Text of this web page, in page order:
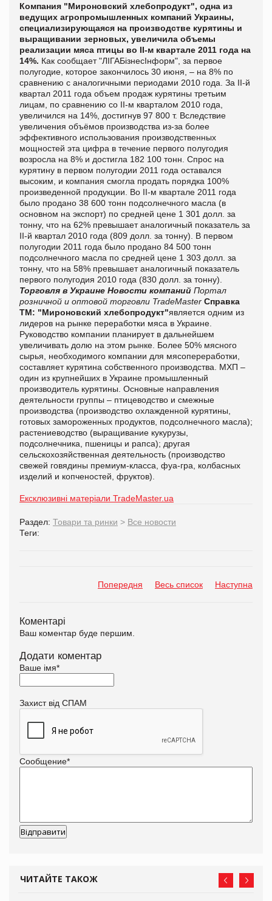
Компания "Мироновский хлебопродукт", одна из
ведущих агропромышленных компаний Украины,
специализирующаяся на производстве курятины и
выращивании зерновых, увеличила объемы
реализации мяса птицы во II-м квартале 2011 года на
14%. Как сообщает "ЛІГАБізнесІнформ" , за первое
полугодие , которое закончилось 30 июня – на 8% по
сравнению с аналогичными периодами 2010 года. За II-й
квартал 2011 года объем продаж курятины третьим
лицам, по сравнению со ІІ-м кварталом 2010 года,
увеличился на 14%, достигнув 97 800 т. Вследствие
увеличения объёмов производства из-за более
эффективного использования производственных
мощностей эта цифра в течение первого полугодия
возросла на 8% и достигла 182 100 тонн. Спрос на
курятину в первом полугодии 2011 года оставался
высоким, и компания смогла продать порядка 100%
произведенной продукции. Во ІІ-м квартале 2011 года
было продано 38 600 тонн подсолнечного масла (в
основном на экспорт) по средней цене 1 301 долл. за
тонну, что на 62% превышает аналогичный показатель за
ІІ-й квартал 2010 года (809 долл. за тонну). В первом
полугодии 2011 года было продано 84 500 тонн
подсолнечного масла по средней цене 1 303 долл. за
тонну, что на 58% превышает аналогичный показатель
первого полугодия 2010 года (830 долл. за тонну).
Торговля в Украине Новости компаний Портал
розничной и оптовой торговли TradeMaster Справка
ТМ: "Мироновский хлебопродукт"является одним из
лидеров на рынке переработки мяса в Украине.
Руководство компании планирует в дальнейшем
увеличивать долю на этом рынке. Более 50% мясного
сырья, необходимого компании для мясопереработки,
составляет курятина собственного производства. МХП –
один из крупнейших в Украине промышленный
производитель курятины. Основные направления
деятельности группы – птицеводство и смежные
производства (производство охлажденной курятины,
готовых замороженных продуктов, подсолнечного масла);
растениеводство (выращивание кукурузы,
подсолнечника, пшеницы и рапса); другая
сельскохозяйственная деятельность (производство
свежей говядины премиум-класса, фуа-гра, колбасных
изделий и копченостей, фруктов).
Ексклюзивні матеріали TradeMaster.ua
Раздел: Товари та ринки > Все новости
Теги:
Попередня Весь список Наступна
Коментарі
Ваш коментар буде першим.
Додати коментар
Ваше імя*
Захист від СПАМ
Сообщение*
ЧИТАЙТЕ ТАКОЖ